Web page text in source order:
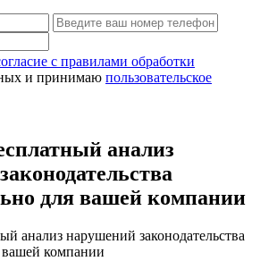
с правилами обработки
и принимаю пользовательское
анализ
для вашей компании
анализ нарушений законодательства
компании